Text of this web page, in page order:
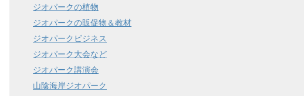
ジオパークの植物
ジオパークの販促物＆教材
ジオパークビジネス
ジオパーク大会など
ジオパーク講演会
山陰海岸ジオパーク